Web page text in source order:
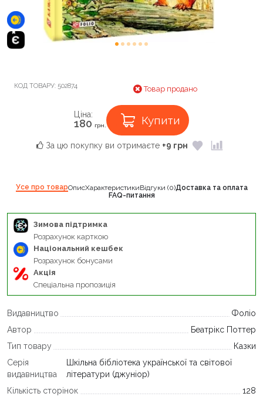
КОД ТОВАРУ: 502874 Товар продано
Ціна:
180 грн. Купити
За цю покупку ви отримаєте +9 грн
Усе про товарОписХарактеристикиВідгуки (0)Доставка та оплата
FAQ-питання
Зимова підтримка
Розрахунок карткою
Національний кешбек
Розрахунок бонусами
Акція
Спеціальна пропозиція
Видавництво
Фоліо
Автор
Беатрікс Поттер
Тип товару
Казки
Серія
видавництва
Шкільна бібліотека української та світової
літератури (джуніор)
Кількість сторінок
128